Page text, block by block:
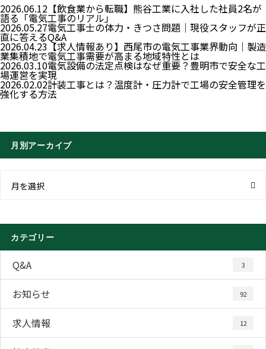
2026.06.12 【飲食業から転職】熊谷工業に入社した社員2名が
語る「電気工事のリアル」
2026.05.27電気工事士の体力・きつさ問題｜現役スタッフが正
直に答えるQ&A
2026.04.23 【求人情報あり】西尾市の電気工事業界動向｜製造
業集積地で電気工事需要が高まる地域特性とは
2026.03.10電気設備の法定点検はなぜ重要？豊明市で安全な工
場運営を実現
2026.02.02計装工事とは？温度計・圧力計で工場の安全管理を
強化する方法
月別アーカイブ
月を選択
カテゴリー
Q&A 3
お知らせ 92
求人情報 12